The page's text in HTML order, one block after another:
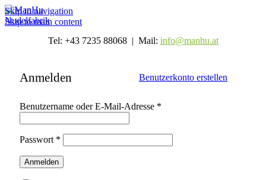
Skip to navigation
Skip to main content
Tel: +43 7235 88068 | Mail: info@manhu.at
Anmelden Benutzerkonto erstellen
Benutzername oder E-Mail-Adresse *
Passwort *
Anmelden